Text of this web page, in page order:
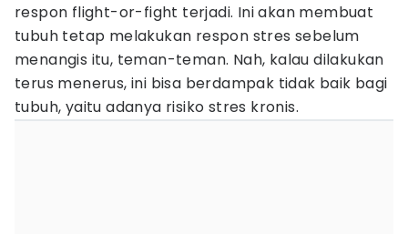
respon flight-or-fight terjadi. Ini akan membuat
tubuh tetap melakukan respon stres sebelum
menangis itu, teman-teman. Nah, kalau dilakukan
terus menerus, ini bisa berdampak tidak baik bagi
tubuh, yaitu adanya risiko stres kronis.